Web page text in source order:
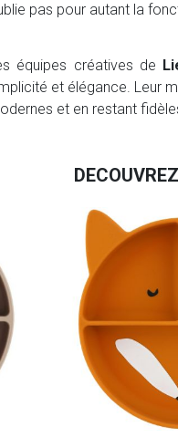
pas pour autant la
équipes créatives de
et élégance. Leur
et en restant